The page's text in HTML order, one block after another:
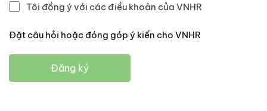
Tôi đồng ý với các điều khoản của VNHR
Đặt câu hỏi hoặc đóng góp ý kiến cho VNHR
Đăng ký